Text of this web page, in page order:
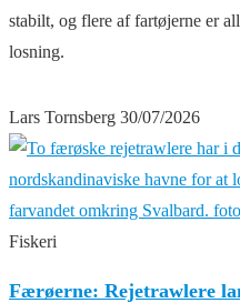
stabilt, og flere af fartøjerne er
losning.
Lars Tornsberg 30/07/2026
Fiskeri
Færøerne: Rejetrawlere